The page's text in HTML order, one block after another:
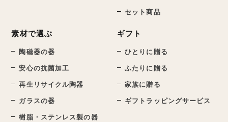
セット商品
素材で選ぶ
陶磁器の器
安心の抗菌加工
再生リサイクル陶器
ガラスの器
樹脂・ステンレス製の器
ギフト
ひとりに贈る
ふたりに贈る
家族に贈る
ギフトラッピングサービス